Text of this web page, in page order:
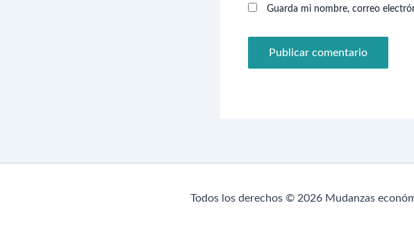
Guarda mi nombre, correo
Todos los derechos © 2026 Mudanzas